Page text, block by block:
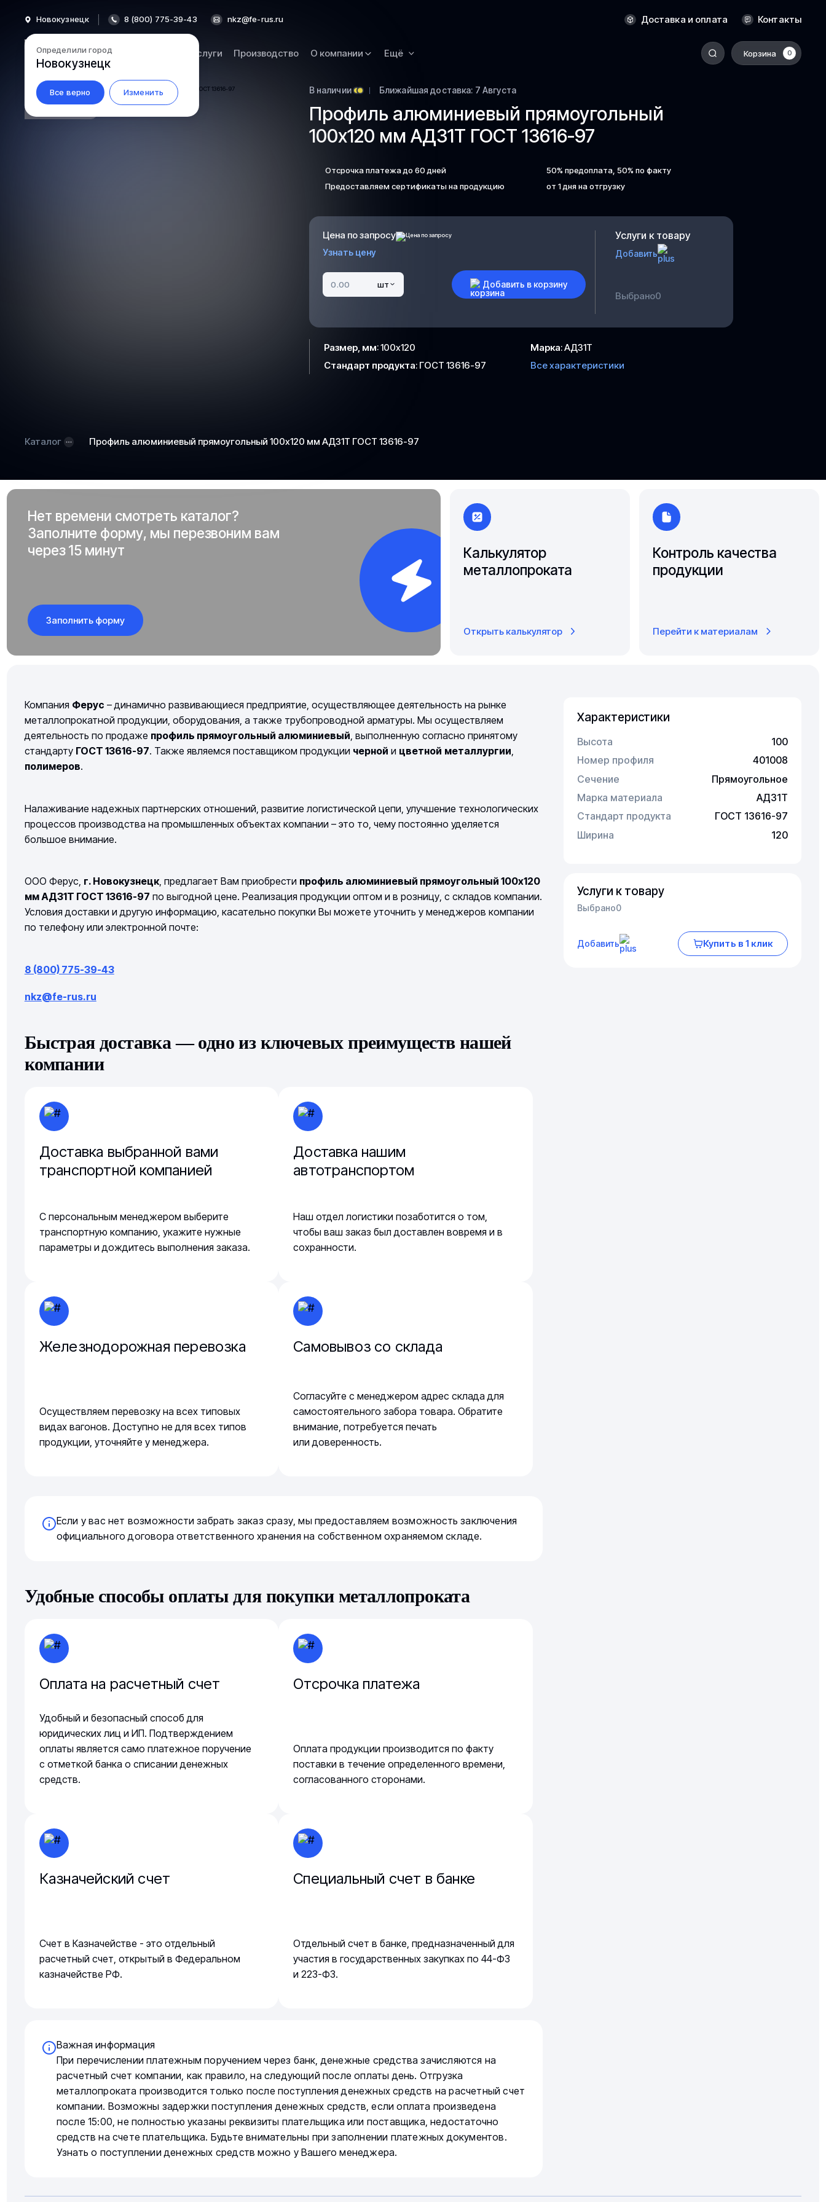
Новокузнецк
Определили город
Новокузнецк
Все верно Изменить
8 (800) 775-39-43 nkz@fe-rus.ru Доставка и оплата Контакты
Каталог Услуги Производство О компании Ещё Корзина 0
Оренбург
Ростов-на-Дону
Рязань
Самара
Саратов
Тула
Чита
Якутск
57.1-72055
В наличии Ближайшая доставка: 7 Августа
Профиль алюминиевый прямоугольный
100х120 мм АД31Т ГОСТ 13616-97
Отсрочка платежа до 60 дней
50% предоплата, 50% по факту
Предоставляем сертификаты на продукцию
от 1 дня на отгрузку
Цена по запросу
Узнать цену
шт Добавить в корзину
Услуги к товару
Добавить
Выбрано0
Размер, мм:100х120 Марка:АД31Т
Стандарт продукта: ГОСТ 13616-97 Все характеристики
Каталог Профиль алюминиевый прямоугольный 100х120 мм АД31Т ГОСТ 13616-97
Нет времени смотреть каталог?
Заполните форму, мы перезвоним вам
через 15 минут
Заполнить форму
Калькулятор
металлопроката
Открыть калькулятор
Контроль качества
продукции
Перейти к материалам
Компания Ферус – динамично развивающиеся предприятие, осуществляющее деятельность на рынке
металлопрокатной продукции, оборудования, а также трубопроводной арматуры. Мы осуществляем
деятельность по продаже профиль прямоугольный алюминиевый , выполненную согласно принятому
стандарту ГОСТ 13616-97. Также являемся поставщиком продукции черной и цветной металлургии
полимеров.
Налаживание надежных партнерских отношений, развитие логистической цепи, улучшение технологических
процессов производства на промышленных объектах компании – это то, чему постоянно уделяется
большое внимание.
ООО Ферус, г. Новокузнецк, предлагает Вам приобрести профиль алюминиевый прямоугольный 100х120
мм АД31Т ГОСТ 13616-97 по выгодной цене. Реализация продукции оптом и в розницу, с складов компании.
Условия доставки и другую информацию, касательно покупки Вы можете уточнить у менеджеров компании
по телефону или электронной почте:
8 (800) 775-39-43
nkz@fe-rus.ru
Быстрая доставка — одно из ключевых преимуществ нашей
компании
Доставка выбранной вами
транспортной компанией
С персональным менеджером выберите
транспортную компанию, укажите нужные
параметры и дождитесь выполнения заказа.
Доставка нашим
автотранспортом
Наш отдел логистики позаботится о том,
чтобы ваш заказ был доставлен вовремя и в
сохранности.
Железнодорожная перевозка
Осуществляем перевозку на всех типовых
видах вагонов. Доступно не для всех типов
продукции, уточняйте у менеджера.
Самовывоз со склада
Согласуйте с менеджером адрес склада для
самостоятельного забора товара. Обратите
внимание, потребуется печать
или доверенность.
Если у вас нет возможности забрать заказ сразу, мы предоставляем возможность заключения
официального договора ответственного хранения на собственном охраняемом складе.
Удобные способы оплаты для покупки металлопроката
Оплата на расчетный счет
Удобный и безопасный способ для
юридических лиц и ИП. Подтверждением
оплаты является само платежное поручение
с отметкой банка о списании денежных
средств.
Отсрочка платежа
Оплата продукции производится по факту
поставки в течение определенного времени,
согласованного сторонами.
Казначейский счет
Счет в Казначействе - это отдельный
расчетный счет, открытый в Федеральном
казначействе РФ.
Специальный счет в банке
Отдельный счет в банке, предназначенный для
участия в государственных закупках по 44-ФЗ
и 223-ФЗ.
Важная информация
При перечислении платежным поручением через банк, денежные средства зачисляются на
расчетный счет компании, как правило, на следующий после оплаты день. Отгрузка
металлопроката производится только после поступления денежных средств на расчетный счет
компании. Возможны задержки поступления денежных средств, если оплата произведена
после 15:00, не полностью указаны реквизиты плательщика или поставщика, недостаточно
средств на счете плательщика. Будьте внимательны при заполнении платежных документов.
Узнать о поступлении денежных средств можно у Вашего менеджера.
Характеристики
Высота
100
Номер профиля
401008
Сечение
Прямоугольное
Марка материала
АД31Т
Стандарт продукта
ГОСТ 13616-97
Ширина
120
Услуги к товару
Выбрано0
Добавить Купить в 1 клик